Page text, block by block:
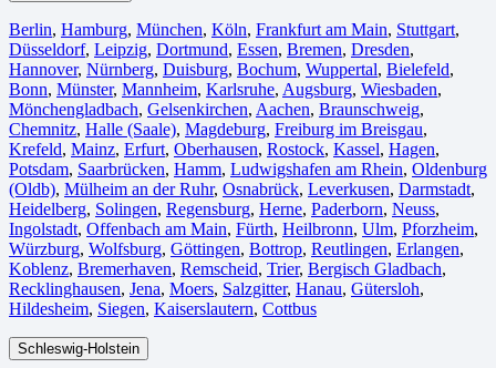
Berlin⁠, Hamburg, München, Köln⁠, Frankfurt am Main, Stuttgart,
Düsseldorf, Leipzig, Dortmund, Essen, Bremen, Dresden,
Hannover, Nürnberg, Duisburg⁠, Bochum, Wuppertal⁠, Bielefeld⁠,
Bonn⁠, Münster⁠, Mannheim, Karlsruhe, Augsburg, Wiesbaden⁠,
Mönchengladbach⁠, Gelsenkirchen⁠, Aachen⁠, Braunschweig,
Chemnitz⁠, Halle (Saale)⁠, Magdeburg, Freiburg im Breisgau⁠,
Krefeld⁠, Mainz⁠, Erfurt, Oberhausen⁠, Rostock⁠, Kassel⁠, Hagen,
Potsdam, Saarbrücken⁠, Hamm, Ludwigshafen am Rhein⁠, Oldenburg
(Oldb), Mülheim an der Ruhr, Osnabrück⁠, Leverkusen, Darmstadt⁠,
Heidelberg, Solingen, Regensburg, Herne⁠, Paderborn, Neuss,
Ingolstadt, Offenbach am Main, Fürth⁠, Heilbronn, Ulm⁠, Pforzheim,
Würzburg, Wolfsburg⁠, Göttingen, Bottrop, Reutlingen, Erlangen⁠,
Koblenz, Bremerhaven⁠, Remscheid, Trier⁠, Bergisch Gladbach,
Recklinghausen, Jena⁠, Moers⁠, Salzgitter⁠, Hanau, Gütersloh,
Hildesheim⁠, Siegen⁠, Kaiserslautern⁠, Cottbus⁠
Schleswig-Holstein